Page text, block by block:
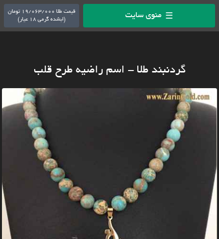
☰ منوی سایت
قیمت طلا 19/063/000 تومان
(ابشده گرمی 18 عیار)
گردنبند طلا - اسم راضیه طرح قلب